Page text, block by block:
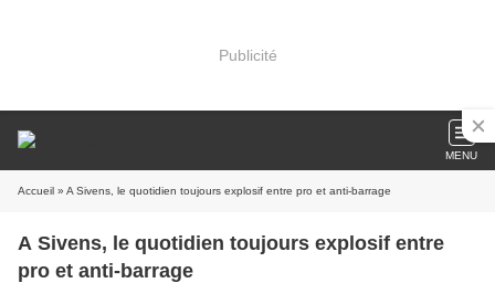
Publicité
MENU
Accueil » A Sivens, le quotidien toujours explosif entre pro et anti-barrage
A Sivens, le quotidien toujours explosif entre
pro et anti-barrage